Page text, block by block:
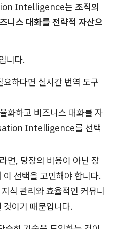
Intelligence는 조직의
니스 대화를 전략적 자산으
니다.
하다면 실시간 번역 도구
화하고 비즈니스 대화를 자
Intelligence를 선택
면, 당장의 비용이 아닌 장
선택을 고민해야 합니다.
식 관리와 효율적인 커뮤니
이기 때문입니다.